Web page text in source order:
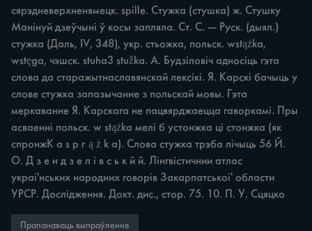
сярэдневерхненямецк. spille. Стужка (стушка) ж. Стушку
Манінуй дзеўчыні ў косы запляла. Ст. C. — Руск. (дыял.)
стужка (Даль, IV, 348), укр. стьожка, польск. wstążka,
wstęga, чэшск. stuha3 stužka. A. Будзіловіч адносіць гэта
слова да старажытнаславянскай лексікі. Я. Карскі бачыць у
слове стужка запазычанне з польскай мовы. Гэта
меркаванне Я. Карскага не пацвярджаецца гаворкамі. Пры
асваенні польск. w stążka мелі б устонжка ці стонжка (як
спронжK a s p r ą ż k a). Слова стужка трэба лічыць 56 Й.
O. Д з е н д з е л і в с ь к й й. Лінгвістичнии атлас
украі'нських народних говорів Закарпатськоі' области
УРСР. Дослідження. Докт. дис., стор. 75. 10. П. У. Сцяцко
Прапанаваць выпраўленне